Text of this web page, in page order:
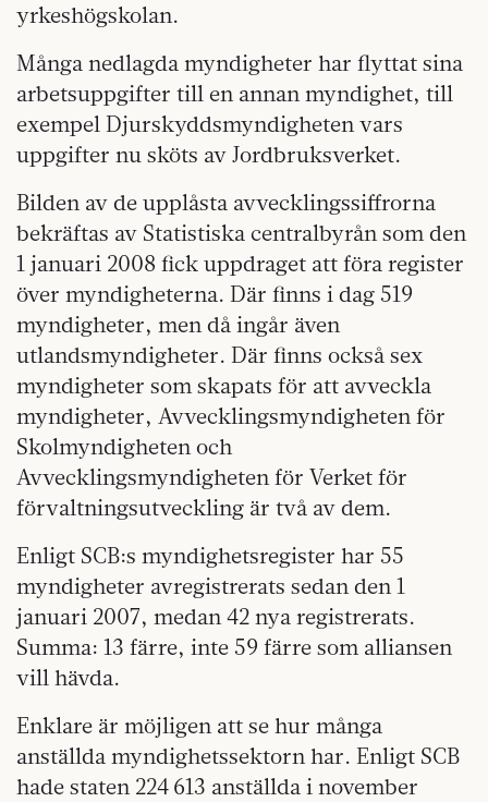
yrkeshögskolan.
Många nedlagda myndigheter har flyttat sina
arbetsuppgifter till en annan myndighet, till
exempel Djurskyddsmyndigheten vars
uppgifter nu sköts av Jordbruksverket.
Bilden av de upplåsta avvecklingssiffrorna
bekräftas av Statistiska centralbyrån som den
1 januari 2008 fick uppdraget att föra register
över myndigheterna. Där finns i dag 519
myndigheter, men då ingår även
utlandsmyndigheter. Där finns också sex
myndigheter som skapats för att avveckla
myndigheter, Avvecklingsmyndigheten för
Skolmyndigheten och
Avvecklingsmyndigheten för Verket för
förvaltningsutveckling är två av dem.
Enligt SCB:s myndighetsregister har 55
myndigheter avregistrerats sedan den 1
januari 2007, medan 42 nya registrerats.
Summa: 13 färre, inte 59 färre som alliansen
vill hävda.
Enklare är möjligen att se hur många
anställda myndighetssektorn har. Enligt SCB
hade staten 224 613 anställda i november